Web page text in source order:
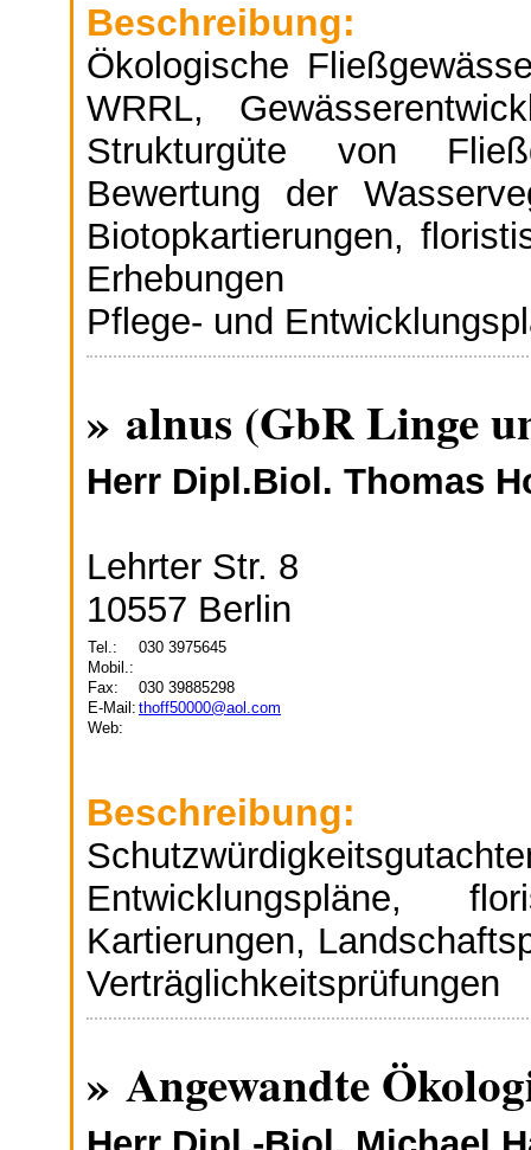
Beschreibung:
Ökologische
WRRL,
Strukturgüte von
Bewertung der
Biotopkartierungen,
Erhebungen
Pflege- und
» alnus (GbR Linge
Herr Dipl.Biol. Thomas
Lehrter Str. 8
10557 Berlin
Tel.:
030 3975645
Mobil.:
Fax:
030 39885298
E-Mail: thoff50000@aol.com
Web:
Beschreibung:
Entwicklungspläne,
Kartierungen,
Verträglichkeitsprüfungen
» Angewandte